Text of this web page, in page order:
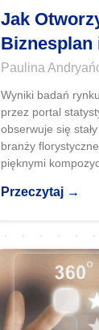
Jak
Biznesplan
Paulina
Wyniki badań
przez portal
obserwuje się
branży
pięknymi
Przeczytaj →